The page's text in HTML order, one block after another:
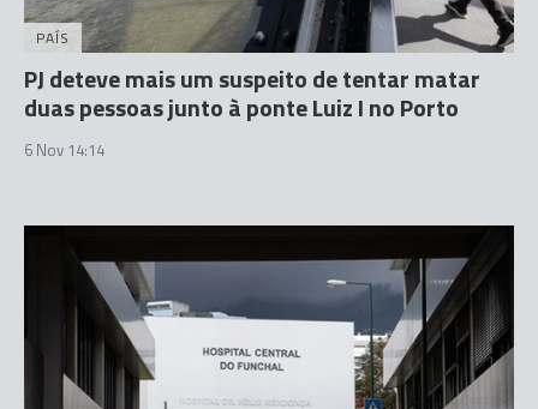
PAÍS
PJ deteve mais um suspeito de tentar matar
duas pessoas junto à ponte Luiz I no Porto
6 Nov 14:14